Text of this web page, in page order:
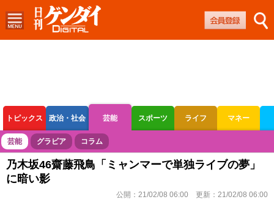
トピックス 政治・社会 芸能 スポーツ ライフ マネー
ボートレース 競輪 オートレース
芸能 グラビア コラム
乃木坂46齋藤飛鳥「ミャンマーで単独ライブの夢」
に暗い影
公開： 21/02/08 06:00 更新： 21/02/08 06:00